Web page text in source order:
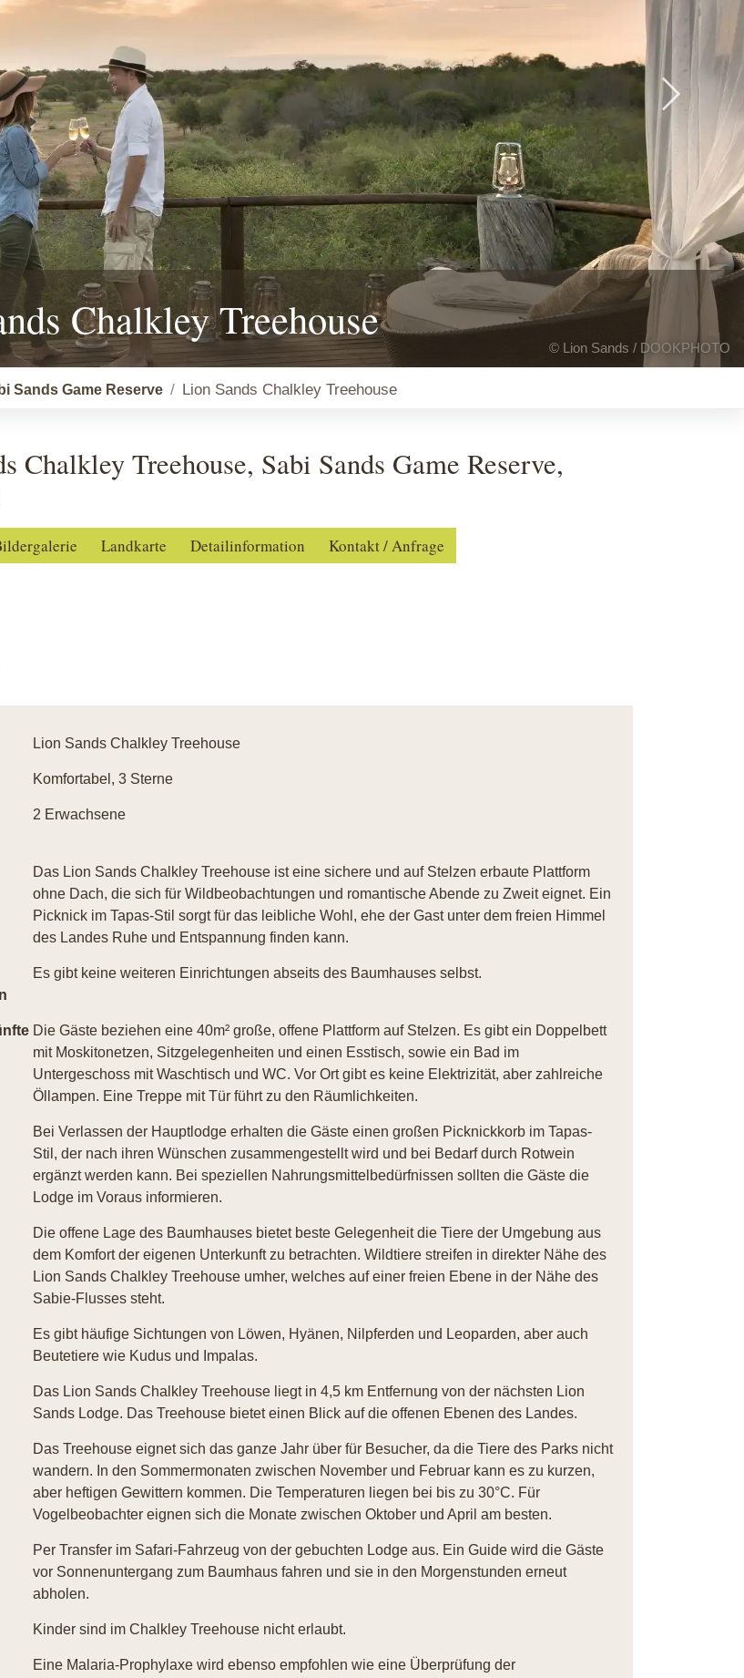
Chalkley Treehouse
© Lion Sands / DOOKPHOTO
Next
Sands Game Reserve Lion Sands Chalkley Treehouse
Chalkley Treehouse, Sabi Sands Game Reserve,
Landkarte Detailinformation Kontakt / Anfrage
Lion Sands Chalkley Treehouse
Komfortabel, 3 Sterne
2 Erwachsene
Das Lion Sands Chalkley Treehouse ist eine sichere und auf Stelzen erbaute Plattform
ohne Dach, die sich für Wildbeobachtungen und romantische Abende zu Zweit eignet. Ein
Picknick im Tapas-Stil sorgt für das leibliche Wohl, ehe der Gast unter dem freien Himmel
des Landes Ruhe und Entspannung finden kann.
Es gibt keine weiteren Einrichtungen abseits des Baumhauses selbst.
Die Gäste beziehen eine 40m² große, offene Plattform auf Stelzen. Es gibt ein Doppelbett
mit Moskitonetzen, Sitzgelegenheiten und einen Esstisch, sowie ein Bad im
Untergeschoss mit Waschtisch und WC. Vor Ort gibt es keine Elektrizität, aber zahlreiche
Öllampen. Eine Treppe mit Tür führt zu den Räumlichkeiten.
Bei Verlassen der Hauptlodge erhalten die Gäste einen großen Picknickkorb im Tapas-
Stil, der nach ihren Wünschen zusammengestellt wird und bei Bedarf durch Rotwein
ergänzt werden kann. Bei speziellen Nahrungsmittelbedürfnissen sollten die Gäste die
Lodge im Voraus informieren.
Die offene Lage des Baumhauses bietet beste Gelegenheit die Tiere der Umgebung aus
dem Komfort der eigenen Unterkunft zu betrachten. Wildtiere streifen in direkter Nähe des
Lion Sands Chalkley Treehouse umher, welches auf einer freien Ebene in der Nähe des
Sabie-Flusses steht.
Es gibt häufige Sichtungen von Löwen, Hyänen, Nilpferden und Leoparden, aber auch
Beutetiere wie Kudus und Impalas.
Das Lion Sands Chalkley Treehouse liegt in 4,5 km Entfernung von der nächsten Lion
Sands Lodge. Das Treehouse bietet einen Blick auf die offenen Ebenen des Landes.
Das Treehouse eignet sich das ganze Jahr über für Besucher, da die Tiere des Parks nicht
wandern. In den Sommermonaten zwischen November und Februar kann es zu kurzen,
aber heftigen Gewittern kommen. Die Temperaturen liegen bei bis zu 30°C. Für
Vogelbeobachter eignen sich die Monate zwischen Oktober und April am besten.
Per Transfer im Safari-Fahrzeug von der gebuchten Lodge aus. Ein Guide wird die Gäste
vor Sonnenuntergang zum Baumhaus fahren und sie in den Morgenstunden erneut
abholen.
Kinder sind im Chalkley Treehouse nicht erlaubt.
Eine Malaria-Prophylaxe wird ebenso empfohlen wie eine Überprüfung der